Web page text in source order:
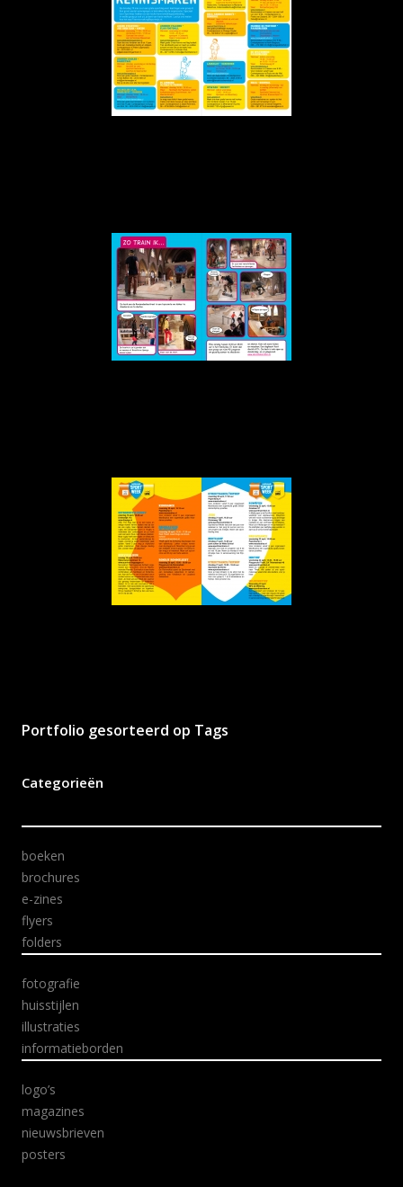
Portfolio gesorteerd op Tags
Categorieën
boeken
brochures
e-zines
flyers
folders
fotografie
huisstijlen
illustraties
informatieborden
logo’s
magazines
nieuwsbrieven
posters